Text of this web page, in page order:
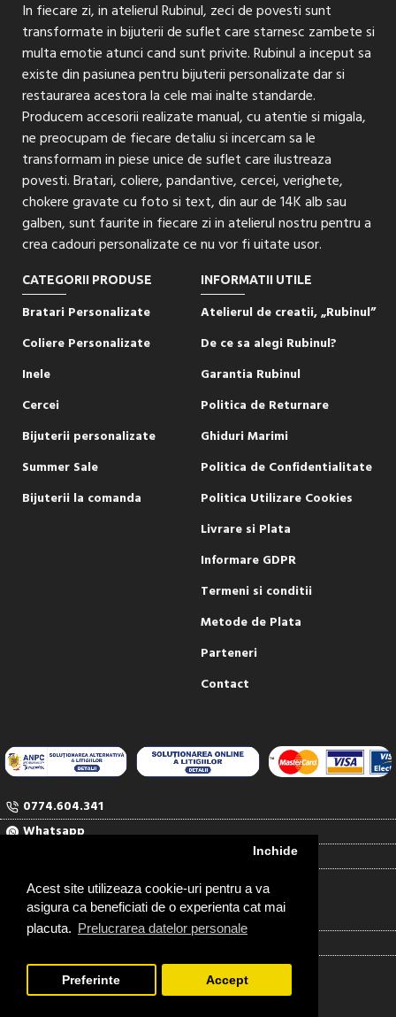
Acest site utilizeaza cookie-uri pentru a va
asigura ca beneficiati de o experienta cat mai
placuta. Prelucrarea datelor personale
Inchide
Preferinte Accept
In fiecare zi, in atelierul Rubinul, zeci de povesti sunt
transformate in bijuterii de suflet care starnesc zambete si
multa emotie atunci cand sunt privite. Rubinul a inceput sa
existe din pasiunea pentru bijuterii personalizate dar si
restaurarea acestora la cele mai inalte standarde.
Producem accesorii realizate manual, cu atentie si migala,
ne preocupam de fiecare detaliu si incercam sa le
transformam in piese unice de suflet care ilustreaza
povesti. Bratari, coliere, pandantive, cercei, verighete,
chokere gravate cu foto si text, din aur de 14K alb sau
galben, sunt faurite in fiecare zi in atelierul nostru pentru a
crea cadouri personalizate ce nu vor fi uitate usor.
CATEGORII PRODUSE
Bratari Personalizate
Coliere Personalizate
Inele
Cercei
Bijuterii personalizate
Summer Sale
Bijuterii la comanda
INFORMATII UTILE
Atelierul de creatii, „Rubinul”
De ce sa alegi Rubinul?
Garantia Rubinul
Politica de Returnare
Ghiduri Marimi
Politica de Confidentialitate
Politica Utilizare Cookies
Livrare si Plata
Informare GDPR
Termeni si conditii
Metode de Plata
Parteneri
Contact
0774.604.341
Whatsapp
Contact
RUBINUL SERV COM SRL
RO948418